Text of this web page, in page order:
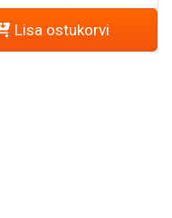
Lisa ostukorvi